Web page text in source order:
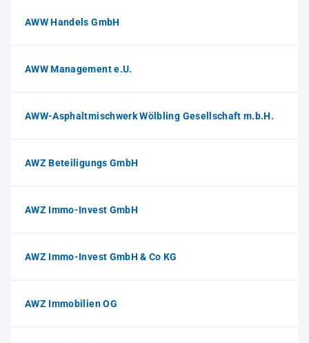
AWW Handels GmbH
AWW Management e.U.
AWW-Asphaltmischwerk Wölbling Gesellschaft m.b.H.
AWZ Beteiligungs GmbH
AWZ Immo-Invest GmbH
AWZ Immo-Invest GmbH & Co KG
AWZ Immobilien OG